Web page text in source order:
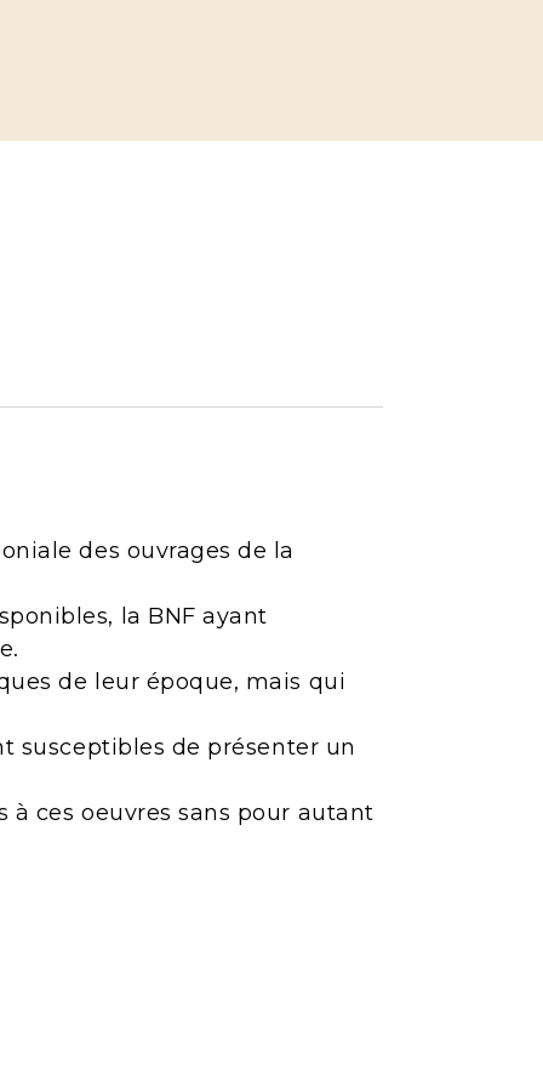
des ouvrages de la
la BNF ayant
de leur époque, mais qui
susceptibles de présenter un
ces oeuvres sans pour autant